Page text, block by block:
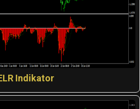
Indikator